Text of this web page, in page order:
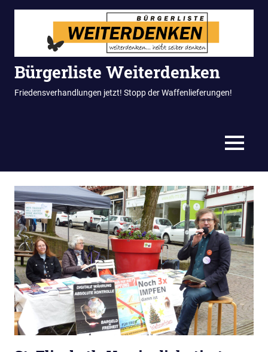
Zum
Bürgerliste Weiterdenken
Friedensverhandlungen jetzt! Stopp der Waffenlieferungen!
MENÜ